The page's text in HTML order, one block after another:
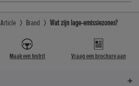
Article Brand Wat zijn lage-emissiezones?
Maak een testrit Vraag een brochure aan